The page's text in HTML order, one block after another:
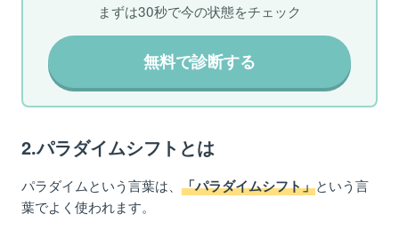
まずは30秒で今の状態をチェック
無料で診断する
2.パラダイムシフトとは
パラダイムという言葉は、 「パラダイムシフト」という言
葉でよく使われます。